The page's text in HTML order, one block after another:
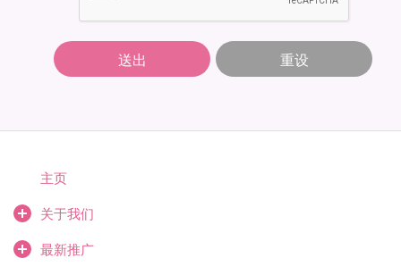
送出 重设
主页
关于我们
最新推广